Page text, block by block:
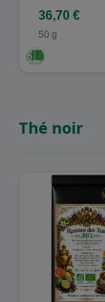
36,70 €
50 g
Thé noir